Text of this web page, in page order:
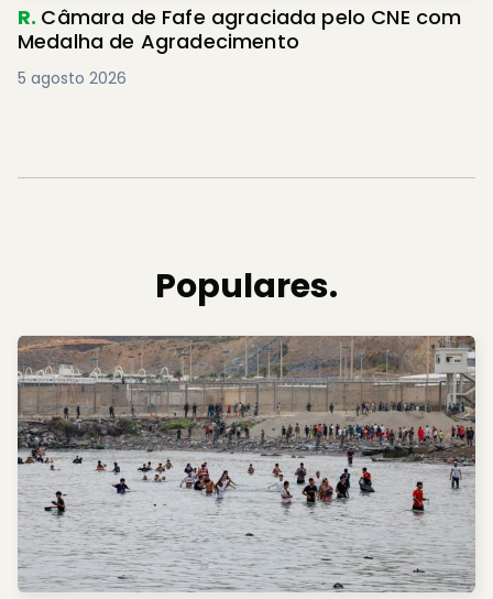
R. Câmara de Fafe agraciada pelo CNE com
Medalha de Agradecimento
5 agosto 2026
Populares.